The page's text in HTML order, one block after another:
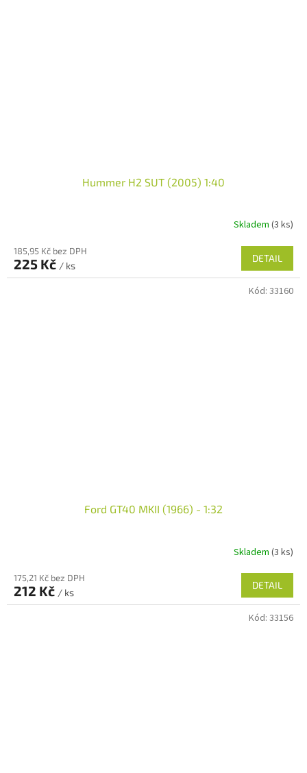
Hummer H2 SUT (2005) 1:40
Skladem (3 ks)
185,95 Kč bez DPH
225 Kč / ks
DETAIL
Ford GT40 MKII (1966) - 1:32
Skladem (3 ks)
175,21 Kč bez DPH
212 Kč / ks
DETAIL
Kód: 33160
Kód: 33156